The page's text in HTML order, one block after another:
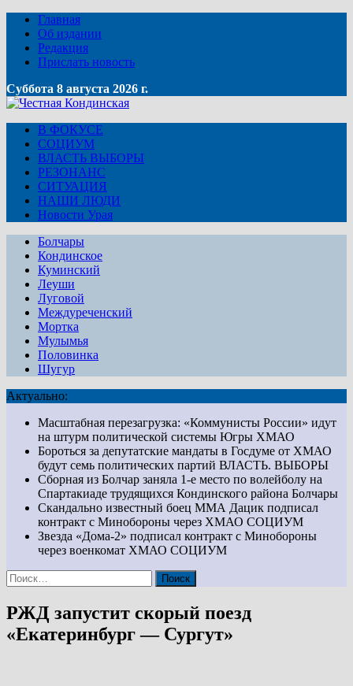
Главная
Об издании
Редакция
Прислать новость
Суббота 8 августа 2026 г.
В ФОКУСЕ
СОЦИУМ
ВЛАСТЬ ВЫБОРЫ
РЕЗОНАНС
СИТУАЦИЯ
НАШИ ЛЮДИ
Новости Урая
Болчары
Кондинское
Куминский
Леуши
Луговой
Междуреченский
Мортка
Мулымья
Половинка
Шугур
Актуально:
Масштабная перезагрузка: «Коммунисты России» идут
на штурм политической системы Югры ХМАО
Бороться за депутатские мандаты в Госдуме от ХМАО
будут семь политических партий ВЛАСТЬ. ВЫБОРЫ
Сборная из Болчар заняла 1-е место по волейболу на
Спартакиаде трудящихся Кондинского района Болчары
Скандально известный боец ММА Дацик подписал
контракт с Минобороны через ХМАО СОЦИУМ
Звезда «Дома-2» подписал контракт с Минобороны
через военкомат ХМАО СОЦИУМ
Найти:
РЖД запустит скорый поезд
«Екатеринбург — Сургут»